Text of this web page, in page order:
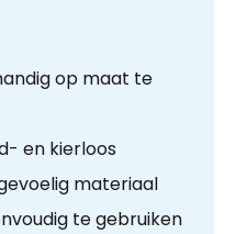
op maat te
en kierloos
materiaal
te gebruiken